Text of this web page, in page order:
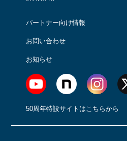
パートナー向け情報
お問い合わせ
お知らせ
50周年特設サイトはこちらから